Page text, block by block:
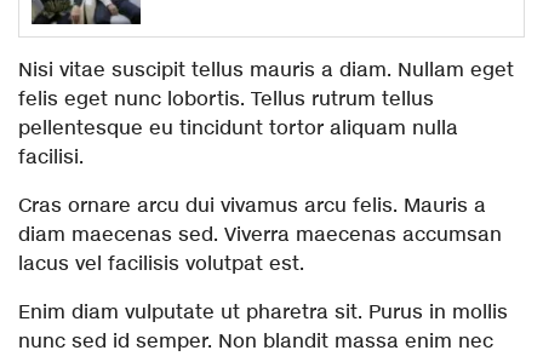
Nisi vitae suscipit tellus mauris a diam. Nullam eget
felis eget nunc lobortis. Tellus rutrum tellus
pellentesque eu tincidunt tortor aliquam nulla
facilisi.
Cras ornare arcu dui vivamus arcu felis. Mauris a
diam maecenas sed. Viverra maecenas accumsan
lacus vel facilisis volutpat est.
Enim diam vulputate ut pharetra sit. Purus in mollis
nunc sed id semper. Non blandit massa enim nec